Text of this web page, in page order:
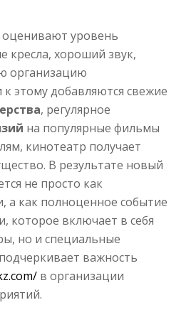
уровень
кресла, хороший звук,
организацию
к этому добавляются свежие
, регулярное
на популярные фильмы
кинотеатр получает
В результате новый
не просто как
а как полноценное событие
которое включает в себя
но и специальные
важность
в организации